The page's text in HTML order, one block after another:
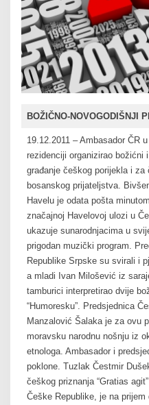
BOŽIČNO-NOVOGODIŠNJI
19.12.2011 – Ambasador ČR
rezidenciji organizirao božićni
građanje češkog porijekla i za
bosanskog prijateljstva.
Havelu je odata pošta
značajnoj Havelovoj ulozi u
ukazuje sunarodnjacima u
prigodan muzički program.
Republike Srpske su svirali i
a mladi Ivan Milošević iz
tamburici interpretirao dvije
“Humoresku”. Predsjednica
Manzalović Šalaka je za ovu
moravsku narodnu nošnju iz
etnologa. Ambasador i
poklone. Tuzlak Čestmir
češkog priznanja “Gratias
Češke Republike, je na prijem